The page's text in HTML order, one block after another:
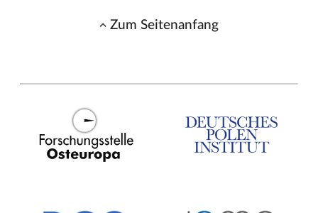
Zum Seitenanfang